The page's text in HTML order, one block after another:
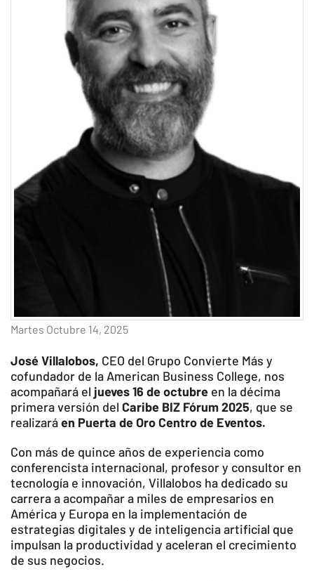
Martes Octubre 14, 2025
José Villalobos, CEO del Grupo Convierte Más y
cofundador de la American Business College, nos
acompañará el jueves 16 de octubre en la décima
primera versión del Caribe BIZ Fórum 2025, que se
realizaráen Puerta de Oro Centro de Eventos.
Con más de quince años de experiencia como
conferencista internacional, profesor y consultor en
tecnología e innovación, Villalobos ha dedicado su
carrera a acompañar a miles de empresarios en
América y Europa en la implementación de
estrategias digitales y de inteligencia artificial que
impulsan la productividad y aceleran el crecimiento
de sus negocios.